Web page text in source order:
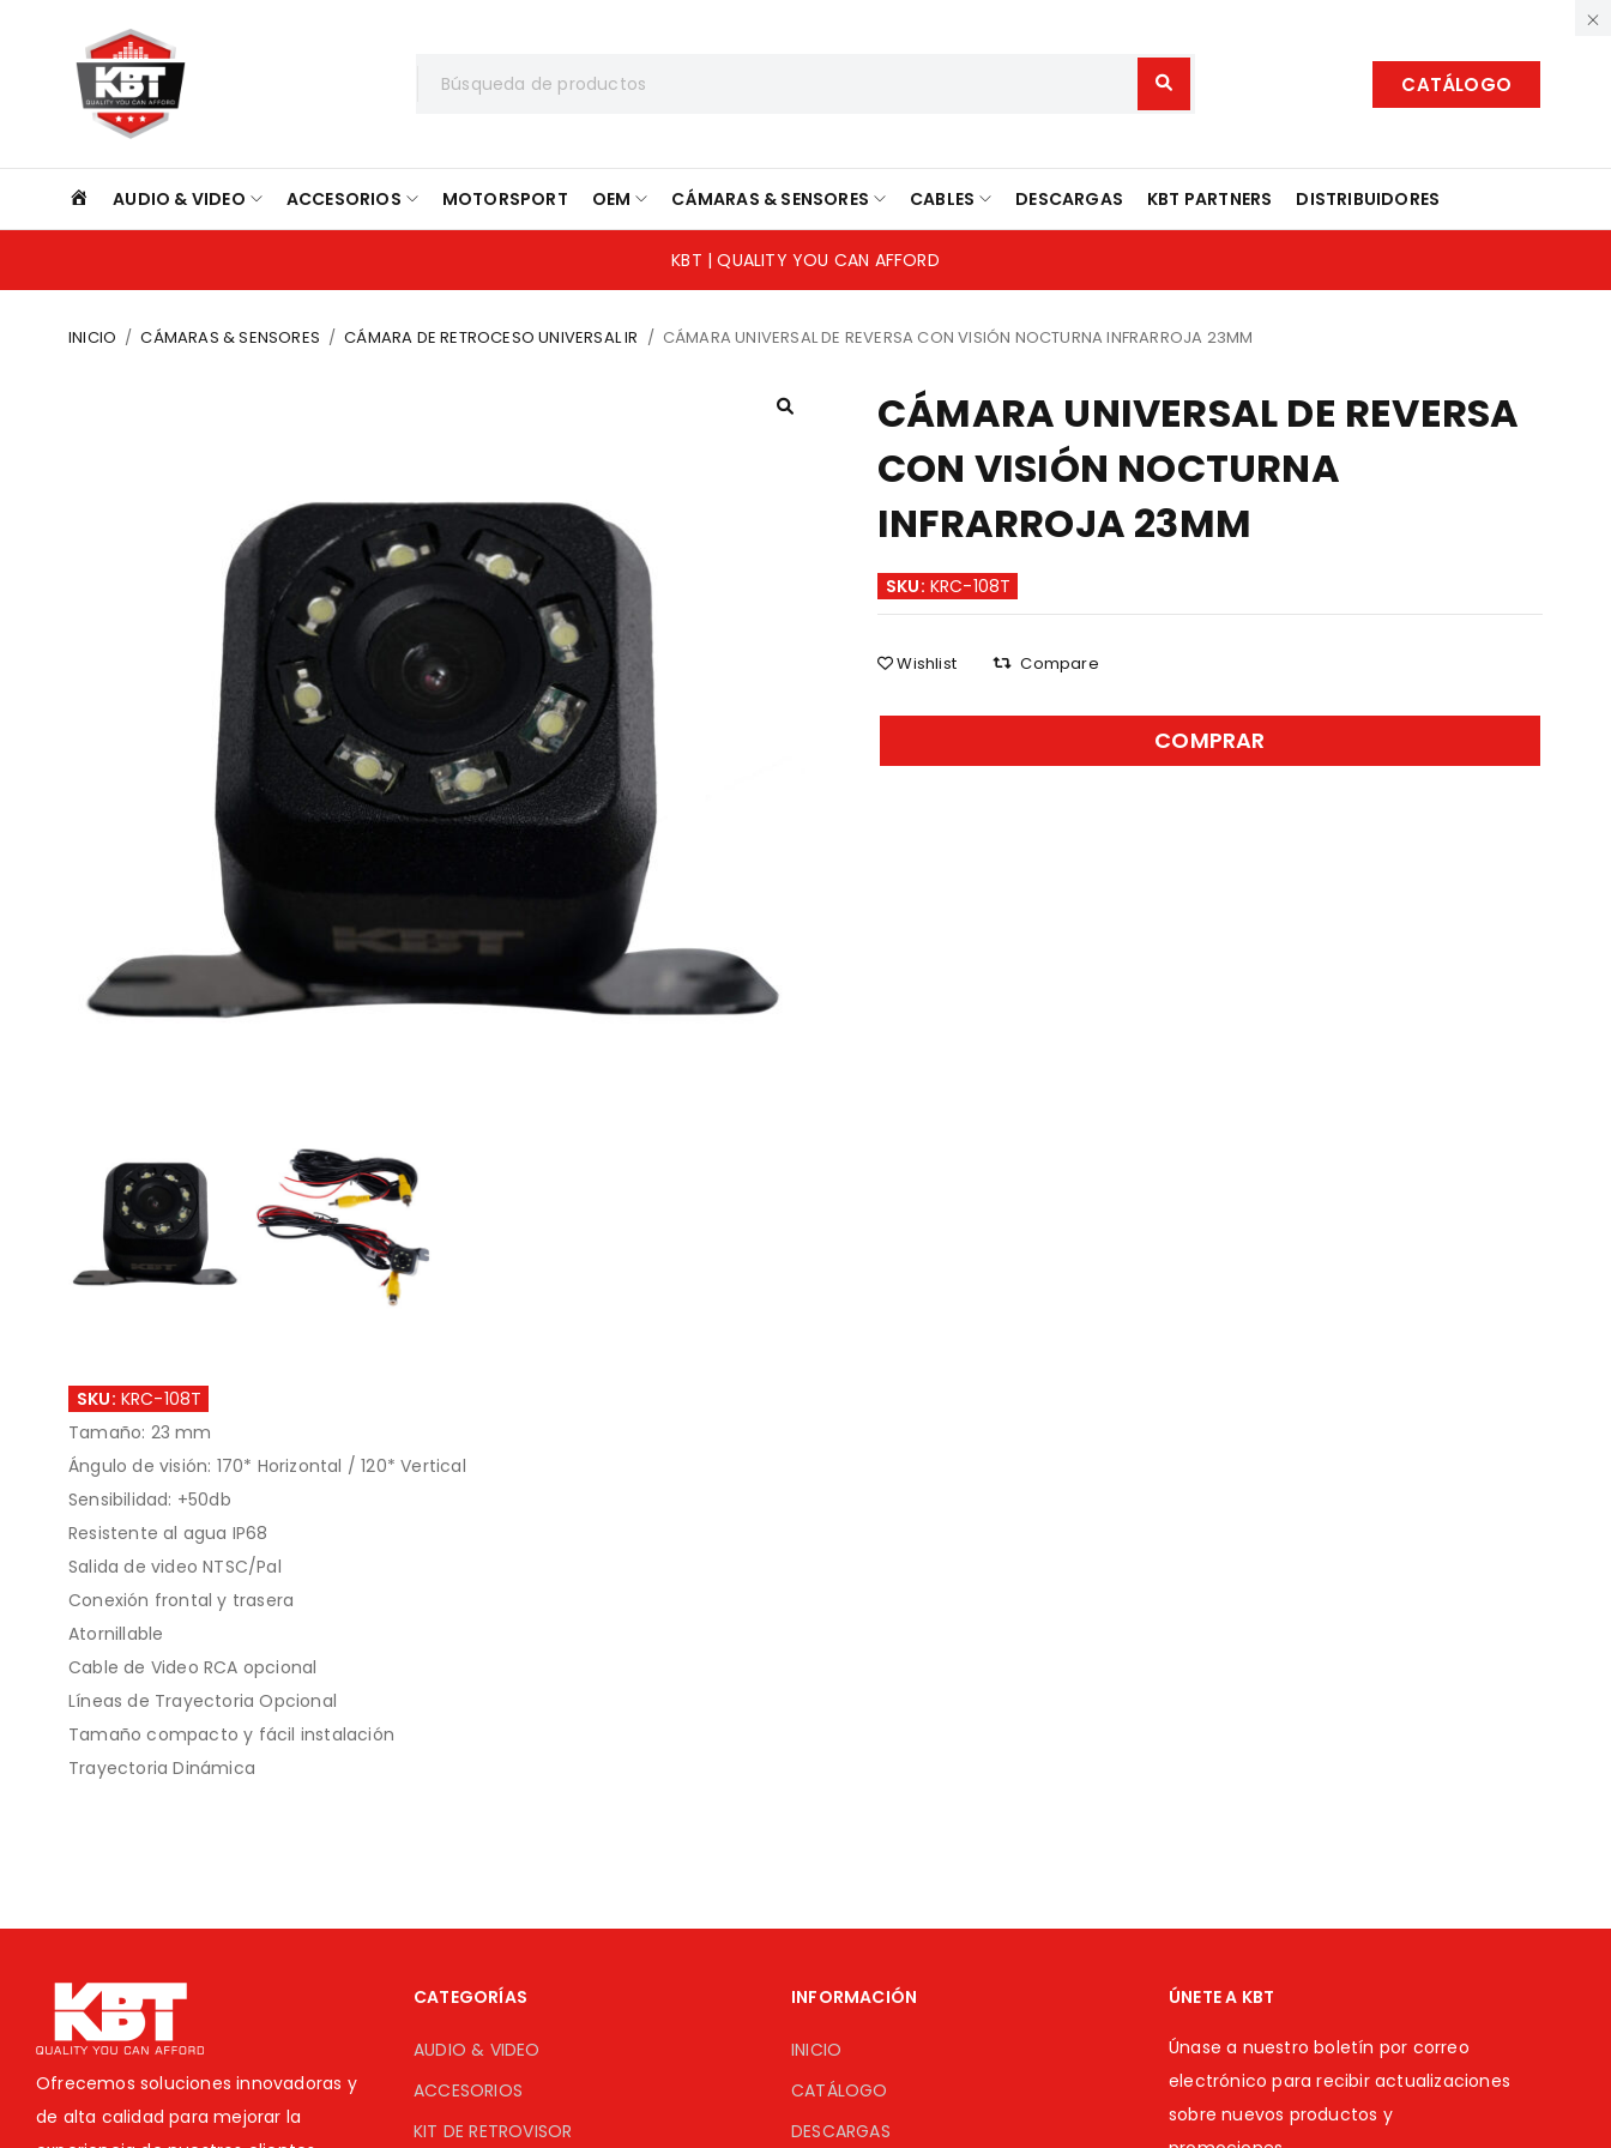
CATÁLOGO
INICIO
AUDIO & VIDEO ACCESORIOS MOTORSPORT OEM CÁMARAS & SENSORES CABLES DESCARGAS KBT PARTNERS DISTRIBUIDORES
KBT | QUALITY YOU CAN AFFORD
INICIO / CÁMARAS & SENSORES / CÁMARA DE RETROCESO UNIVERSAL IR / CÁMARA UNIVERSAL DE REVERSA CON VISIÓN NOCTURNA INFRARROJA 23MM
CÁMARA UNIVERSAL DE REVERSA
CON VISIÓN NOCTURNA
INFRARROJA 23MM
SKU: KRC-108T
Wishlist Compare
COMPRAR
SKU: KRC-108T
Tamaño: 23 mm
Ángulo de visión: 170* Horizontal / 120* Vertical
Sensibilidad: +50db
Resistente al agua IP68
Salida de video NTSC/Pal
Conexión frontal y trasera
Atornillable
Cable de Video RCA opcional
Líneas de Trayectoria Opcional
Tamaño compacto y fácil instalación
Trayectoria Dinámica
Ofrecemos soluciones innovadoras y
de alta calidad para mejorar la
CATEGORÍAS
AUDIO & VIDEO
ACCESORIOS
KIT DE RETROVISOR
INFORMACIÓN
INICIO
CATÁLOGO
DESCARGAS
ÚNETE A KBT
Únase a nuestro boletín por correo
electrónico para recibir actualizaciones
sobre nuevos productos y